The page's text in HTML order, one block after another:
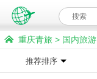
重庆青旅 > 国内旅游
推荐排序